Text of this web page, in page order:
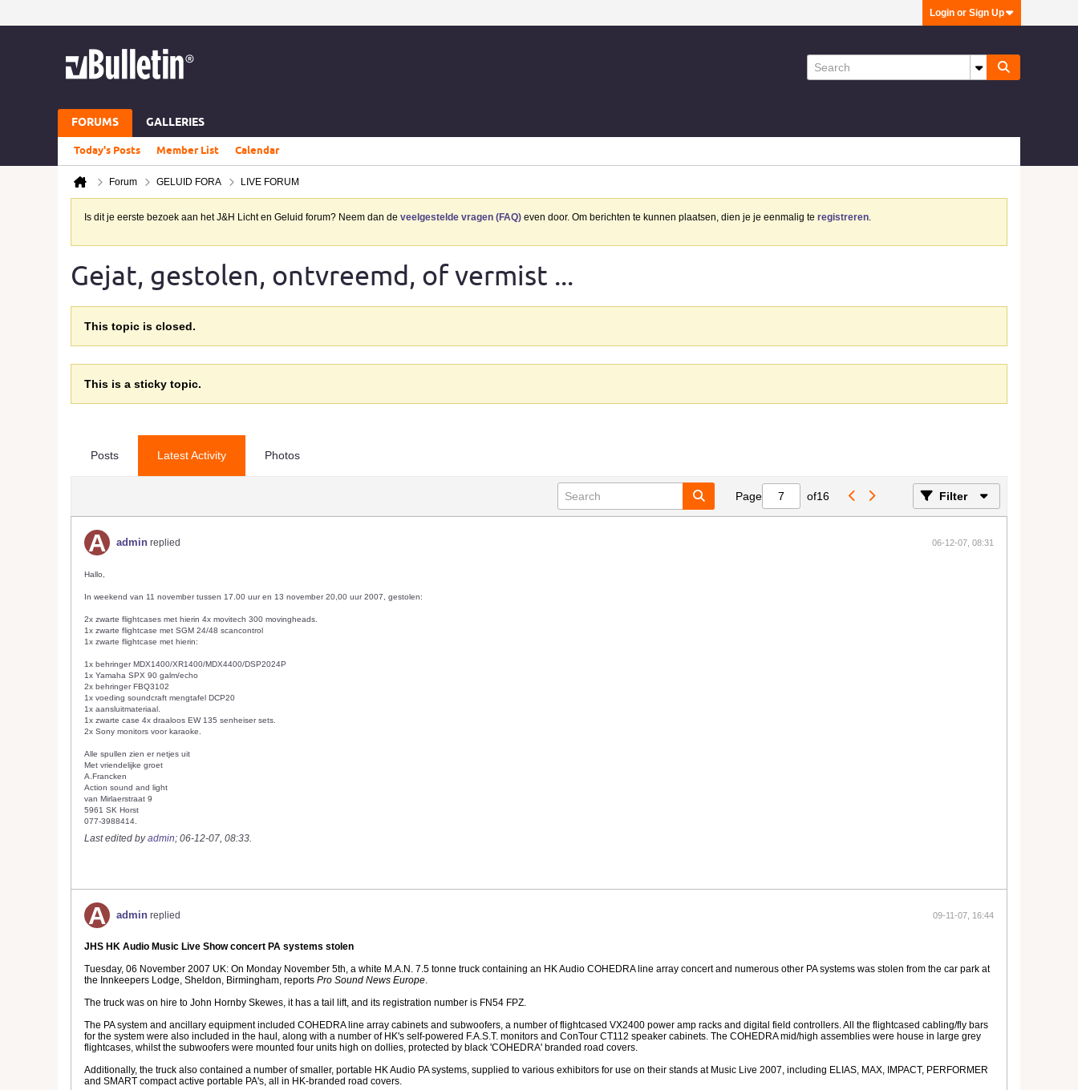
Login or Sign Up
FORUMS GALLERIES
Today's Posts Member List Calendar
Forum GELUID FORA LIVE FORUM
Is dit je eerste bezoek aan het J&H Licht en Geluid forum? Neem dan de veelgestelde vragen (FAQ) even door. Om berichten te kunnen plaatsen, dien je je eenmalig te registreren.
Gejat, gestolen, ontvreemd, of vermist ...
This topic is closed.
This is a sticky topic.
Posts Latest Activity Photos
Page of16 Filter
admin replied 06-12-07, 08:31
Hallo,
In weekend van 11 november tussen 17.00 uur en 13 november 20,00 uur 2007, gestolen:
2x zwarte flightcases met hierin 4x movitech 300 movingheads.
1x zwarte flightcase met SGM 24/48 scancontrol
1x zwarte flightcase met hierin:
1x behringer MDX1400/XR1400/MDX4400/DSP2024P
1x Yamaha SPX 90 galm/echo
2x behringer FBQ3102
1x voeding soundcraft mengtafel DCP20
1x aansluitmateriaal.
1x zwarte case 4x draaloos EW 135 senheiser sets.
2x Sony monitors voor karaoke.
Alle spullen zien er netjes uit
Met vriendelijke groet
A.Francken
Action sound and light
van Mirlaerstraat 9
5961 SK Horst
077-3988414.
Last edited byadmin; 06-12-07, 08:33.
admin replied 09-11-07, 16:44
JHS HK Audio Music Live Show concert PA systems stolen
Tuesday, 06 November 2007 UK: On Monday November 5th, a white M.A.N. 7.5 tonne truck containing an HK Audio COHEDRA line array concert and numerous other PA systems was stolen from the car park at
the Innkeepers Lodge, Sheldon, Birmingham, reports Pro Sound News Europe.
The truck was on hire to John Hornby Skewes, it has a tail lift, and its registration number is FN54 FPZ.
The PA system and ancillary equipment included COHEDRA line array cabinets and subwoofers, a number of flightcased VX2400 power amp racks and digital field controllers. All the flightcased cabling/fly bars
for the system were also included in the haul, along with a number of HK's self-powered F.A.S.T. monitors and ConTour CT112 speaker cabinets. The COHEDRA mid/high assemblies were house in large grey
flightcases, whilst the subwoofers were mounted four units high on dollies, protected by black 'COHEDRA' branded road covers.
Additionally, the truck also contained a number of smaller, portable HK Audio PA systems, supplied to various exhibitors for use on their stands at Music Live 2007, including ELIAS, MAX, IMPACT, PERFORMER
and SMART compact active portable PA's, all in HK-branded road covers.